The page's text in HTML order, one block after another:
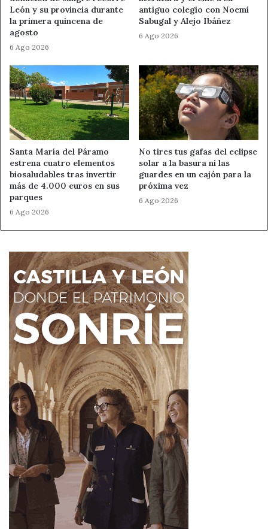
León y su provincia durante
la primera quincena de
agosto
6 Ago 2026
antiguo colegio con Noemí
Sabugal y Alejo Ibáñez
6 Ago 2026
Santa María del Páramo
estrena cuatro elementos
biosaludables tras invertir
más de 4.000 euros en sus
parques
6 Ago 2026
No tires tus gafas del eclipse
solar a la basura ni las
guardes en un cajón para la
próxima vez
6 Ago 2026